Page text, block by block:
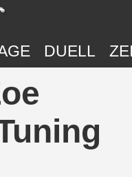
DUELL